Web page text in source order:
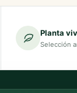
Planta
Selección